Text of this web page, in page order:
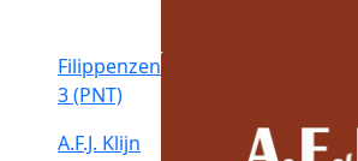
Filippenzen
3 (PNT)
A.F.J. Klijn